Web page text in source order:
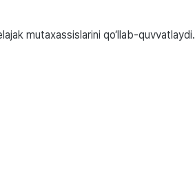
mutaxassislarini qo‘llab-quvvatlaydi.